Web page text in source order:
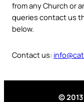
from any Church or
queries contact us
below.
Contact us:
©